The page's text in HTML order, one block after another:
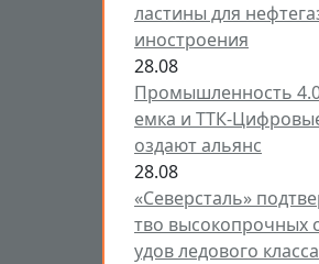
ластины для
иностроения
28.08
Промышленность
емка и ТТК-
оздают альянс
28.08
«Северсталь»
тво высокопрочных
удов ледового класса